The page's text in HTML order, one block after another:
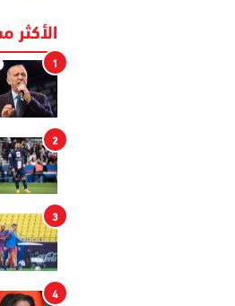
الأكثر
1
2
3
4